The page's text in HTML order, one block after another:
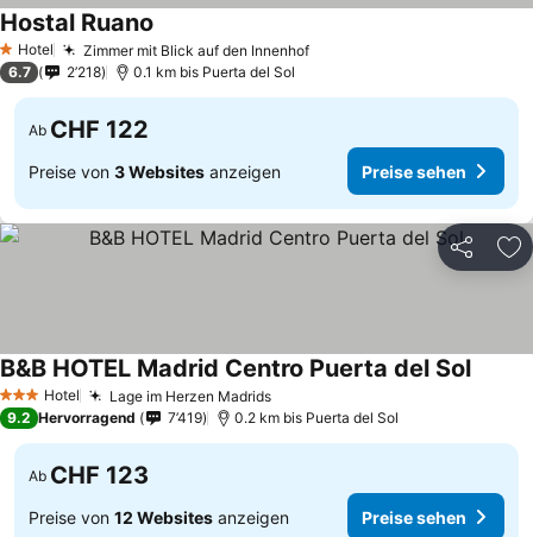
1 Sterne
Hotel Zimmer mit Blick auf den InnenhofPreise sehen
Hostal Ruano
6.7 2’218 0.1 km bis Puerta del Sol
Ab CHF 122
Preise von 3 Websites anzeigen Preise sehen
Teilen
3 SterneHotel Lage im Herzen MadridsPreise sehen
B&B HOTEL Madrid Centro Puerta del SolPreise
9.2 Hervorragend 7’419 0.2 km bis Puerta del Sol
Ab CHF 123
Preise von 12 Websites anzeigen Preise sehen